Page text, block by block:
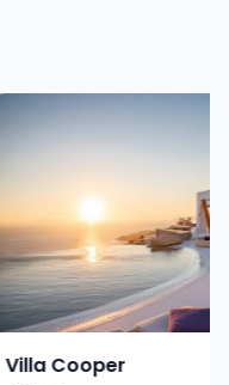
Villa Cooper